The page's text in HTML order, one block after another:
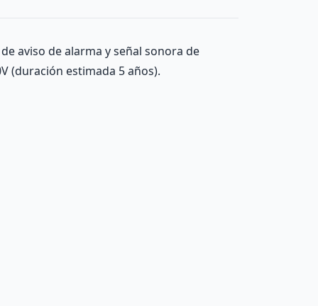
aviso de alarma y señal sonora de
(duración estimada 5 años).